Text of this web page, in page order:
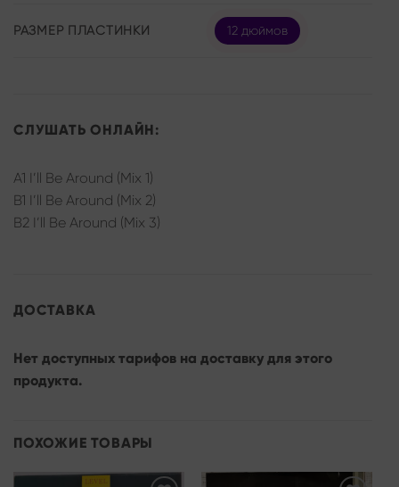
РАЗМЕР ПЛАСТИНКИ 12 дюймов
СЛУШАТЬ ОНЛАЙН:
A1 I’ll Be Around (Mix 1)
B1 I’ll Be Around (Mix 2)
B2 I’ll Be Around (Mix 3)
ДОСТАВКА
Нет доступных тарифов на доставку для этого
продукта.
ПОХОЖИЕ ТОВАРЫ